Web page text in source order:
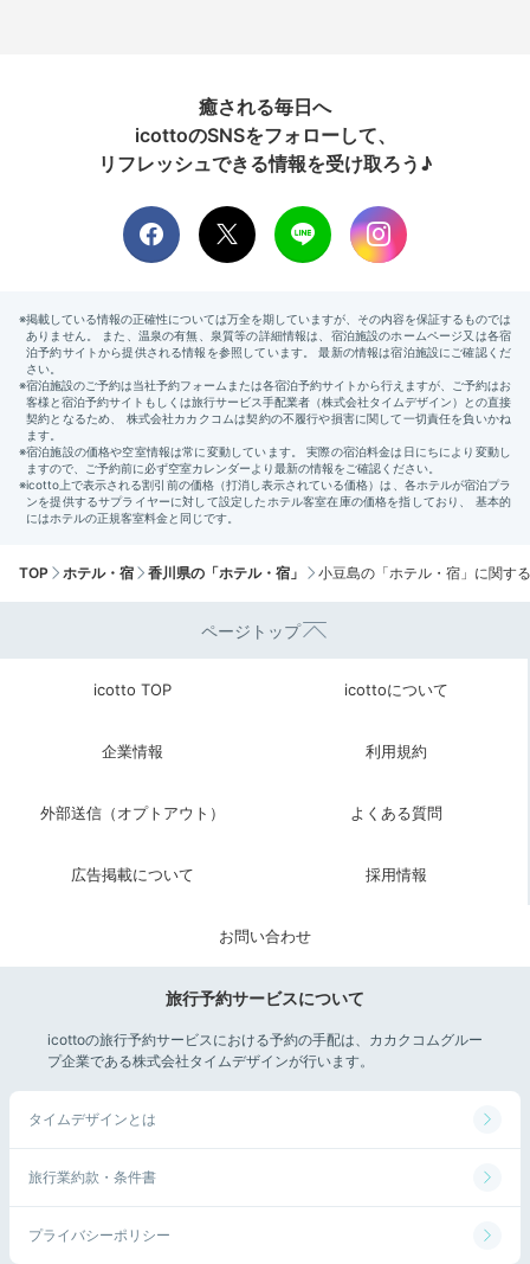
癒される毎日へ
icottoのSNSをフォローして、
リフレッシュできる情報を受け取ろう♪
TOP ホテル・宿 香川県の「ホテル・宿」 小豆島の「ホテル・宿」に関す
ページトップ
icotto TOP icottoについて
企業情報 利用規約
外部送信（オプトアウト） よくある質問
広告掲載について 採用情報
お問い合わせ
旅行予約サービスについて
icottoの旅行予約サービスにおける予約の手配は、カカクコムグルー
プ企業である株式会社タイムデザインが行います。
タイムデザインとは
旅行業約款・条件書
プライバシーポリシー